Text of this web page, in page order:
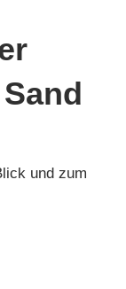
und zum